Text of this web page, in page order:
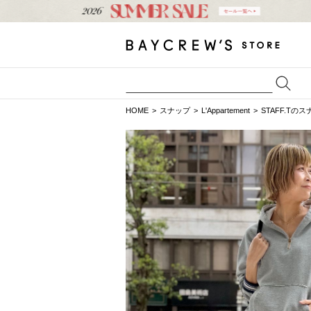
HOME スナップ L'Appartement STAFF.Tのス